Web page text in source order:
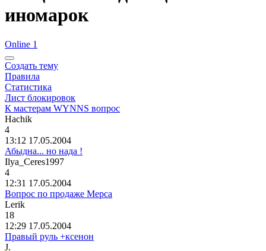
иномарок
Online 1
Создать тему
Правила
Статистика
Лист блокировок
К мастерам WYNNS вопрос
Hachik
4
13:12 17.05.2004
Абыдна... но нада !
Ilya_Ceres1997
4
12:31 17.05.2004
Вопрос по продаже Мерса
Lerik
18
12:29 17.05.2004
Правый руль +ксенон
J.